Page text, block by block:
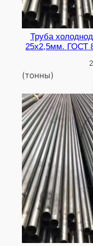
Труба
25х2,5мм. ГОСТ
(тонны)